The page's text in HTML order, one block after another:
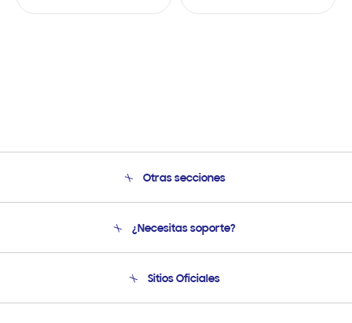
Otras secciones
Soporte
Seguimiento de tu pedido
¿Necesitas soporte?
Soporte vía eMail
Sitios Oficiales